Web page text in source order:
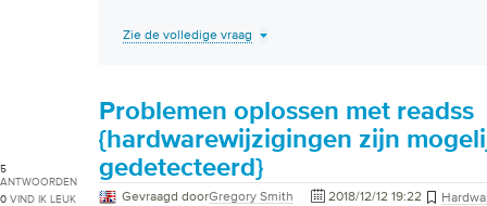
Zie de volledige vraag
5
ANTWOORDEN
0 VIND IK LEUK
Problemen oplossen met readss
{hardwarewijzigingen zijn
gedetecteerd}
Gevraagd doorGregory Smith 2018/12/12 19:22